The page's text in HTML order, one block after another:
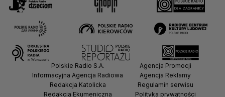
Polskie Radio S.A.
Informacyjna Agencja Radiowa
Redakcja Katolicka
Redakcja Ekumeniczna
Agencja Promocji
Agencja Reklamy
Regulamin serwisu
Polityka prywatności